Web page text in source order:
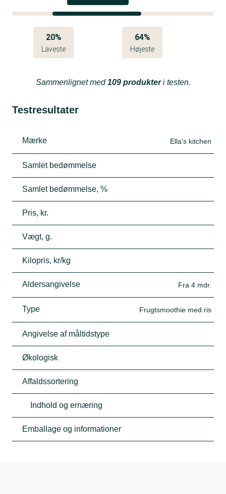
20%
Laveste
64%
Højeste
Sammenlignet med109 produkteri testen.
Testresultater
Mærke Ella's kitchen
Samlet bedømmelse
Samlet bedømmelse, %
Pris, kr.
Vægt, g.
Kilopris, kr/kg
Aldersangivelse Fra 4 mdr.
Type Frugtsmoothie med ris
Angivelse af måltidstype
Økologisk
Affaldssortering
Indhold og ernæring
Emballage og informationer